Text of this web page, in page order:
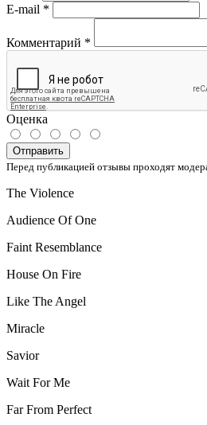
E-mail *
Комментарий *
Оценка
Отправить
Перед публикацией отзывы проходят
The Violence
Audience Of One
Faint Resemblance
House On Fire
Like The Angel
Miracle
Savior
Wait For Me
Far From Perfect